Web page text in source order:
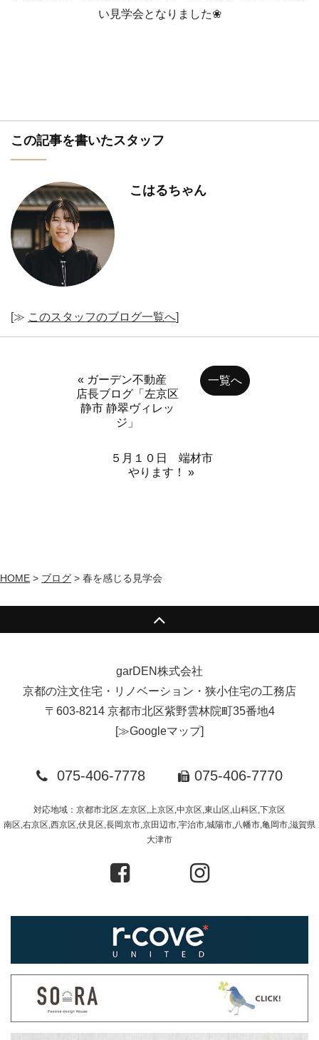
い見学会となりました❀
この記事を書いたスタッフ
こはるちゃん
[≫ このスタッフのブログ一覧へ]
« ガーデン不動産
店長ブログ「左京区
静市 静翠ヴィレッ
ジ」
一覧へ
５月１０日 端材市
やります！ »
HOME > ブログ > 春を感じる見学会
garDEN株式会社
京都の注文住宅・リノベーション・狭小住宅の工務店
〒603-8214 京都市北区紫野雲林院町35番地4
[≫Googleマップ]
075-406-7778 075-406-7770
対応地域：京都市北区,左京区,上京区,中京区,東山区,山科区,下京区
南区,右京区,西京区,伏見区,長岡京市,京田辺市,宇治市,城陽市,八幡市,亀岡市,滋賀県
大津市